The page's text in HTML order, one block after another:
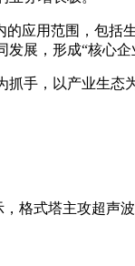
应用范围，包
展，形成“核心企
手，以产业生态
格式塔主攻超